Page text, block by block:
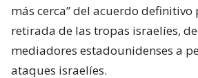
más cerca” del acuerdo
retirada de las tropas israelíes,
mediadores estadounidenses a
ataques israelíes.